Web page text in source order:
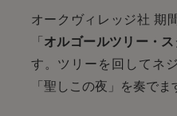
オークヴィレッジ社 期
「 オルゴールツリー・
す。ツリーを回してネ
「聖しこの夜」を奏でま